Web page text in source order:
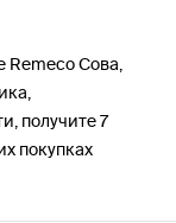
Remeco Сова,
получите 7
покупках